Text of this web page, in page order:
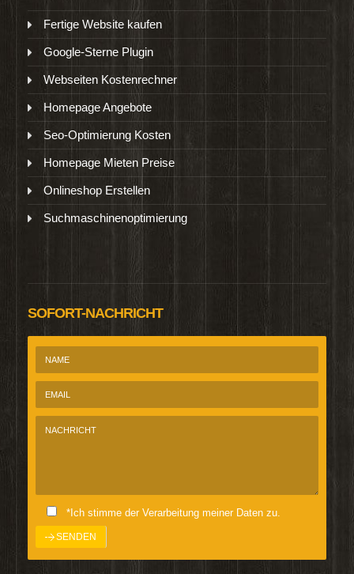
Fertige Website kaufen
Google-Sterne Plugin
Webseiten Kostenrechner
Homepage Angebote
Seo-Optimierung Kosten
Homepage Mieten Preise
Onlineshop Erstellen
Suchmaschinenoptimierung
SOFORT-NACHRICHT
*Ich stimme der Verarbeitung meiner Daten zu.